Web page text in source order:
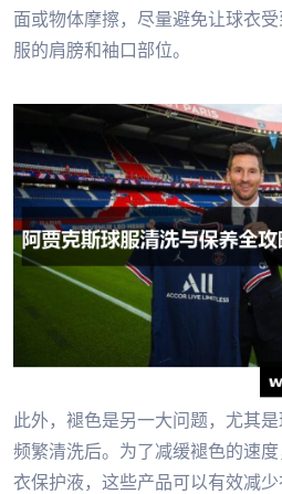
面或物体摩擦，尽量避免让球衣
服的肩膀和袖口部位。
此外，褪色是另一大问题，尤其
频繁清洗后。为了减缓褪色的速
衣保护液，这些产品可以有效减少